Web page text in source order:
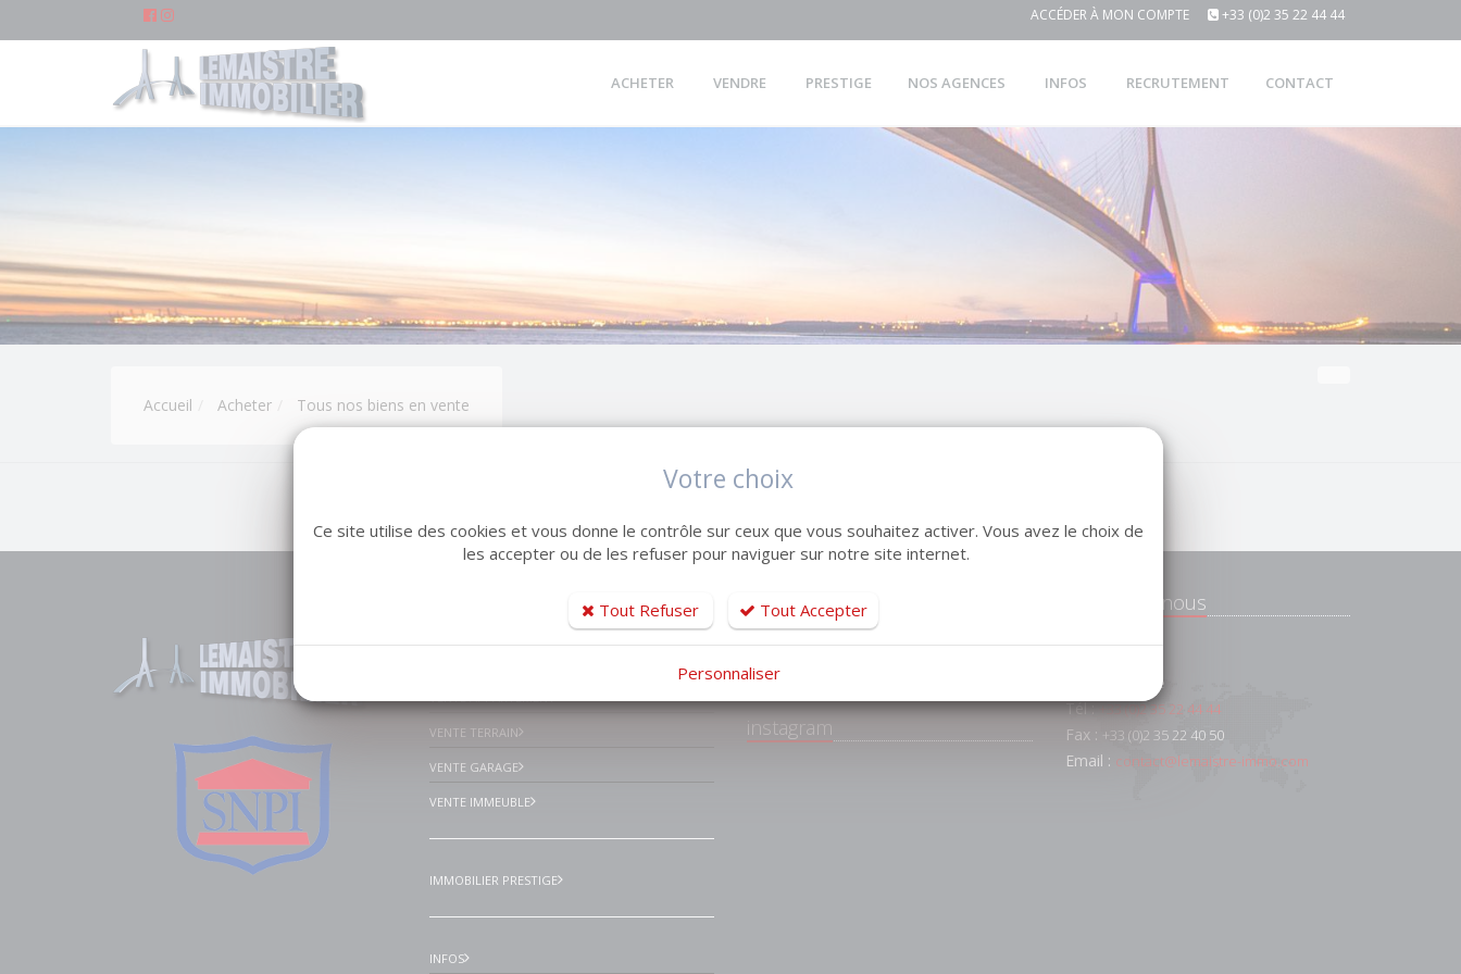
ACCÉDER À MON COMPTE +33 (0)2 35 22 44 44
ACHETER VENDRE PRESTIGE NOS AGENCES INFOS RECRUTEMENT CONTACT
Accueil Acheter Tous nos biens en vente
VENTE APPARTEMENT
VENTE TERRAIN
VENTE GARAGE
VENTE IMMEUBLE
IMMOBILIER PRESTIGE
INFOS
Facebook Lemaistre
Immobilier Le havre et
instagram
Contactez-nous
Le Havre
Tél :+33 (0)2 35 22 44 44
Fax : +33 (0)2 35 22 40 50
Email : contact@lemaistre-immo.com
Votre choix
Ce site utilise des cookies et vous donne le contrôle sur ceux que vous souhaitez activer. Vous avez le choix de
les accepter ou de les refuser pour naviguer sur notre site internet.
Tout Refuser Tout Accepter
Personnaliser